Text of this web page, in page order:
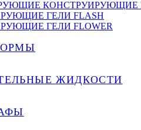
КОНСТРУИРУЮЩИЕ
ГЕЛИ FLASH
ГЕЛИ FLOWER
ЖИДКОСТИ